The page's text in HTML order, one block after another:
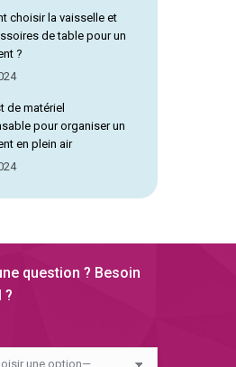
choisir la vaisselle et
de table pour un
?
de matériel
pour organiser un
en plein air
question ? Besoin
?